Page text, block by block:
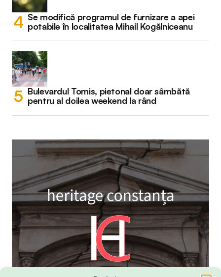
Se modifică programul de furnizare a apei
potabile în localitatea Mihail Kogălniceanu
Bulevardul Tomis, pietonal doar sâmbătă
pentru al doilea weekend la rând